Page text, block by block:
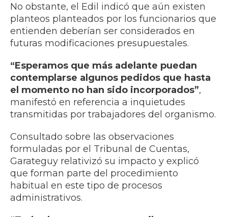
No obstante, el Edil indicó que aún existen
planteos planteados por los funcionarios que
entienden deberían ser considerados en
futuras modificaciones presupuestales.
“Esperamos que más adelante puedan
contemplarse algunos pedidos que hasta
el momento no han sido incorporados”,
manifestó en referencia a inquietudes
transmitidas por trabajadores del organismo.
Consultado sobre las observaciones
formuladas por el Tribunal de Cuentas,
Garateguy relativizó su impacto y explicó
que forman parte del procedimiento
habitual en este tipo de procesos
administrativos.